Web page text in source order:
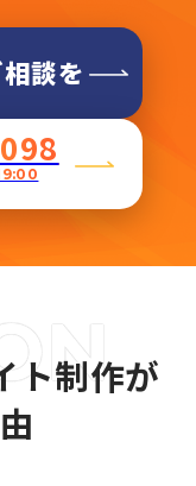
談を
ト制作が